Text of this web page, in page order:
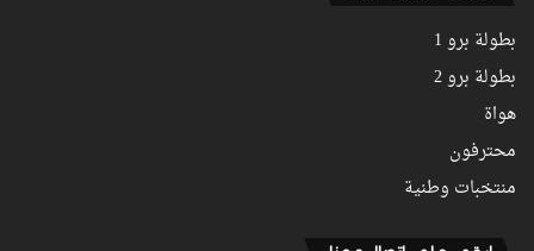
بطولة برو 1
بطولة برو 2
هواة
محترفون
منتخبات وطنية